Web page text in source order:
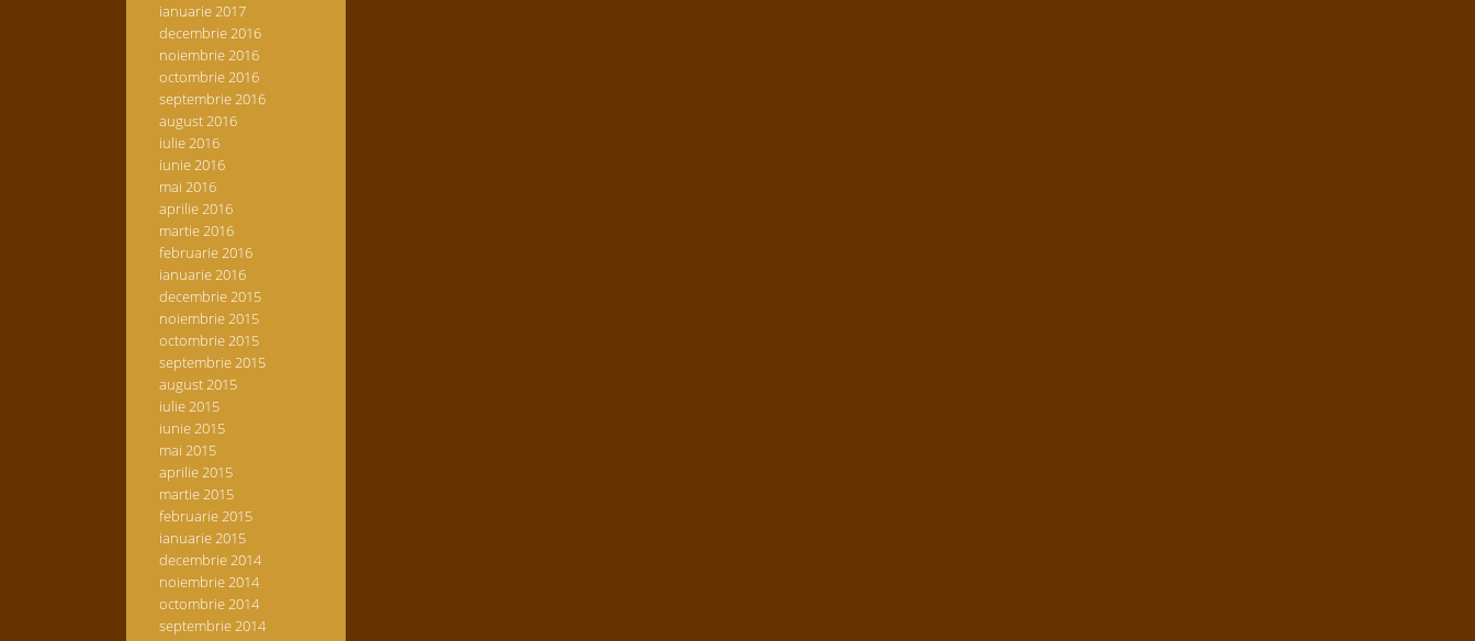
ianuarie 2017
decembrie 2016
noiembrie 2016
octombrie 2016
septembrie 2016
august 2016
iulie 2016
iunie 2016
mai 2016
aprilie 2016
martie 2016
februarie 2016
ianuarie 2016
decembrie 2015
noiembrie 2015
octombrie 2015
septembrie 2015
august 2015
iulie 2015
iunie 2015
mai 2015
aprilie 2015
martie 2015
februarie 2015
ianuarie 2015
decembrie 2014
noiembrie 2014
octombrie 2014
septembrie 2014